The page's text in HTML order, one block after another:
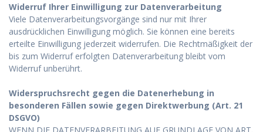
Widerruf Ihrer Einwilligung zur Datenverarbeitung
Viele Datenverarbeitungsvorgänge sind nur mit Ihrer
ausdrücklichen Einwilligung möglich. Sie können eine bereits
erteilte Einwilligung jederzeit widerrufen. Die Rechtmäßigkeit der
bis zum Widerruf erfolgten Datenverarbeitung bleibt vom
Widerruf unberührt.
Widerspruchsrecht gegen die Datenerhebung in
besonderen Fällen sowie gegen Direktwerbung (Art. 21
DSGVO)